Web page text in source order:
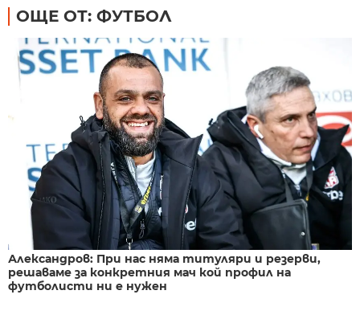
ОЩЕ ОТ: ФУТБОЛ
Александров: При нас няма титуляри и резерви,
решаваме за конкретния мач кой профил на
футболисти ни е нужен